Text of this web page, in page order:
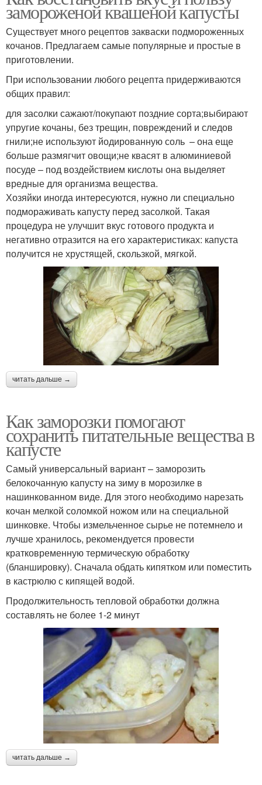
замороженой квашеной капусты
Существует много рецептов закваски подмороженных
кочанов. Предлагаем самые популярные и простые в
приготовлении.
При использовании любого рецепта придерживаются
общих правил:
для засолки сажают/покупают поздние сорта;выбирают
упругие кочаны, без трещин, повреждений и следов
гнили;не используют йодированную соль – она еще
больше размягчит овощи;не квасят в алюминиевой
посуде – под воздействием кислоты она выделяет
вредные для организма вещества.
Хозяйки иногда интересуются, нужно ли специально
подмораживать капусту перед засолкой. Такая
процедура не улучшит вкус готового продукта и
негативно отразится на его характеристиках: капуста
получится не хрустящей, скользкой, мягкой.
читать дальше →
Как заморозки помогают
сохранить питательные вещества в
капусте
Самый универсальный вариант – заморозить
белокочанную капусту на зиму в морозилке в
нашинкованном виде. Для этого необходимо нарезать
кочан мелкой соломкой ножом или на специальной
шинковке. Чтобы измельченное сырье не потемнело и
лучше хранилось, рекомендуется провести
кратковременную термическую обработку
(бланшировку). Сначала обдать кипятком или поместить
в кастрюлю с кипящей водой.
Продолжительность тепловой обработки должна
составлять не более 1-2 минут
читать дальше →